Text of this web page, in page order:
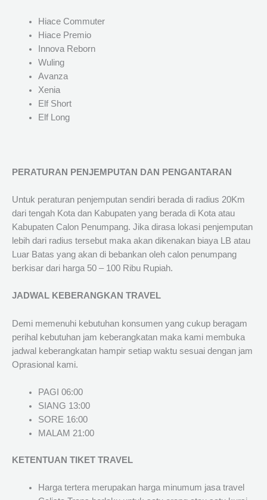
Hiace Commuter
Hiace Premio
Innova Reborn
Wuling
Avanza
Xenia
Elf Short
Elf Long
PERATURAN PENJEMPUTAN DAN PENGANTARAN
Untuk peraturan penjemputan sendiri berada di radius 20Km
dari tengah Kota dan Kabupaten yang berada di Kota atau
Kabupaten Calon Penumpang. Jika dirasa lokasi penjemputan
lebih dari radius tersebut maka akan dikenakan biaya LB atau
Luar Batas yang akan di bebankan oleh calon penumpang
berkisar dari harga 50 – 100 Ribu Rupiah.
JADWAL KEBERANGKAN TRAVEL
Demi memenuhi kebutuhan konsumen yang cukup beragam
perihal kebutuhan jam keberangkatan maka kami membuka
jadwal keberangkatan hampir setiap waktu sesuai dengan jam
Oprasional kami.
PAGI 06:00
SIANG 13:00
SORE 16:00
MALAM 21:00
KETENTUAN TIKET TRAVEL
Harga tertera merupakan harga minumum jasa travel